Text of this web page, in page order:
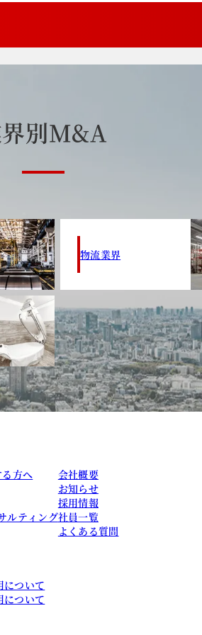
界別M&A
物流業界
方へ
ルティング
について
について
会社概要
お知らせ
採用情報
社員一覧
よくある質問